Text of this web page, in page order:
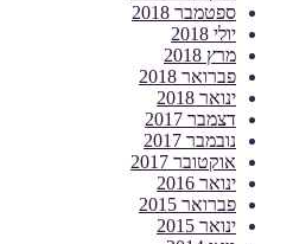
ספטמבר 2018
יולי 2018
מרץ 2018
פברואר 2018
ינואר 2018
דצמבר 2017
נובמבר 2017
אוקטובר 2017
ינואר 2016
פברואר 2015
ינואר 2015